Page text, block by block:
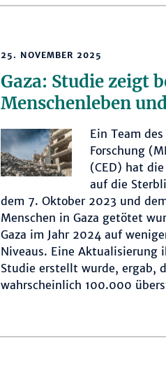
25. NOVEMBER 2025
Gaza: Studie zeigt
Menschenleben
Ein Team
Forschung
(CED) hat
auf die
dem 7. Oktober 2023 und
Menschen in Gaza getötet
Gaza im Jahr 2024 auf
Niveaus. Eine Aktualisierung
Studie erstellt wurde, ergab,
wahrscheinlich 100.000